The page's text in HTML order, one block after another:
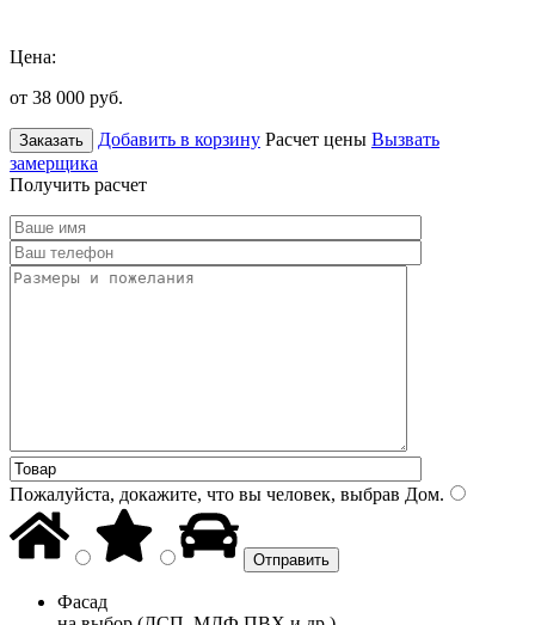
Цена:
от 38 000 руб.
Заказать Добавить в корзину Расчет цены Вызвать
замерщика
Получить расчет
Пожалуйста, докажите, что вы человек, выбрав Дом.
Фасад